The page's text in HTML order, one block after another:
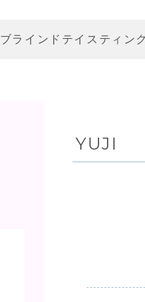
ブラインドテイスティン
YUJI